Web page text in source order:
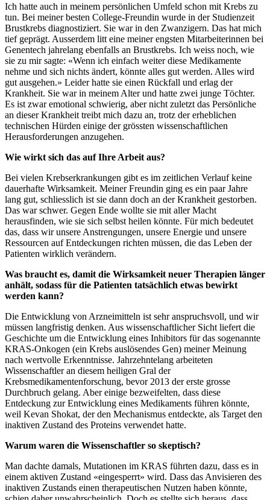
Ich hatte auch in meinem persönlichen Umfeld schon mit Krebs zu
tun. Bei meiner besten College-Freundin wurde in der Studienzeit
Brustkrebs diagnostiziert. Sie war in den Zwanzigern. Das hat mich
tief geprägt. Ausserdem litt eine meiner engsten Mitarbeiterinnen bei
Genentech jahrelang ebenfalls an Brustkrebs. Ich weiss noch, wie
sie zu mir sagte: «Wenn ich einfach weiter diese Medikamente
nehme und sich nichts ändert, könnte alles gut werden. Alles wird
gut ausgehen.» Leider hatte sie einen Rückfall und erlag der
Krankheit. Sie war in meinem Alter und hatte zwei junge Töchter.
Es ist zwar emotional schwierig, aber nicht zuletzt das Persönliche
an dieser Krankheit treibt mich dazu an, trotz der erheblichen
technischen Hürden einige der grössten wissenschaftlichen
Herausforderungen anzugehen.
Wie wirkt sich das auf Ihre Arbeit aus?
Bei vielen Krebserkrankungen gibt es im zeitlichen Verlauf keine
dauerhafte Wirksamkeit. Meiner Freundin ging es ein paar Jahre
lang gut, schliesslich ist sie dann doch an der Krankheit gestorben.
Das war schwer. Gegen Ende wollte sie mit aller Macht
herausfinden, wie sie sich selbst heilen könnte. Für mich bedeutet
das, dass wir unsere Anstrengungen, unsere Energie und unsere
Ressourcen auf Entdeckungen richten müssen, die das Leben der
Patienten wirklich verändern.
Was braucht es, damit die Wirksamkeit neuer Therapien länger
anhält, sodass für die Patienten tatsächlich etwas bewirkt
werden kann?
Die Entwicklung von Arzneimitteln ist sehr anspruchsvoll, und wir
müssen langfristig denken. Aus wissenschaftlicher Sicht liefert die
Geschichte um die Entwicklung eines Inhibitors für das sogenannte
KRAS-Onkogen (ein Krebs auslösendes Gen) meiner Meinung
nach wertvolle Erkenntnisse. Jahrzehntelang arbeiteten
Wissenschaftler an diesem heiligen Gral der
Krebsmedikamentenforschung, bevor 2013 der erste grosse
Durchbruch gelang. Aber einige bezweifelten, dass diese
Entdeckung zur Entwicklung eines Medikaments führen könnte,
weil Kevan Shokat, der den Mechanismus entdeckte, als Target den
inaktiven Zustand des Proteins verwendet hatte.
Warum waren die Wissenschaftler so skeptisch?
Man dachte damals, Mutationen im KRAS führten dazu, dass es in
einem aktiven Zustand «eingesperrt» wird. Dass das Anvisieren des
inaktiven Zustands einen therapeutischen Nutzen haben könnte,